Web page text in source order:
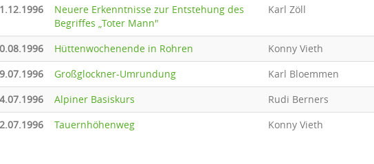
Neuere Erkenntnisse zur Entstehung des
Begriffes „Toter Mann"
Karl Zöll
Hüttenwochenende in Rohren Konny Vieth
Großglockner-Umrundung Karl Bloemmen
Alpiner Basiskurs Rudi Berners
Tauernhöhenweg Konny Vieth